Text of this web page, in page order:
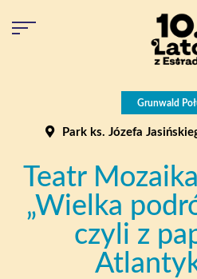
Grunwald
Park ks. Józefa
Teatr
„Wielka
czyli z